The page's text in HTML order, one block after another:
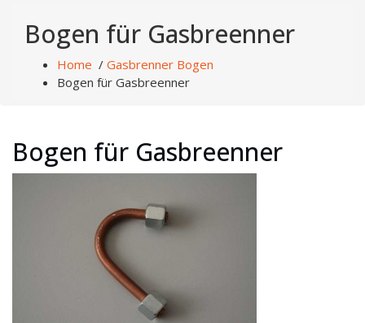
Bogen für Gasbreenner
Home / Gasbrenner Bogen
Bogen für Gasbreenner
Bogen für Gasbreenner